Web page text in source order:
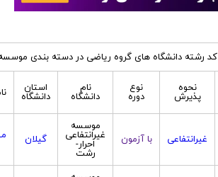
کد رشته دانشگاه های گروه ریاضی در دسته بندی موسسه
نحوه
پذیرش
نوع
دوره
نام
دانشگاه
استان
دانشگاه
غیرانتفاعی با آزمون
موسسه
غیرانتفاعی
احرار-
رشت
گیلان